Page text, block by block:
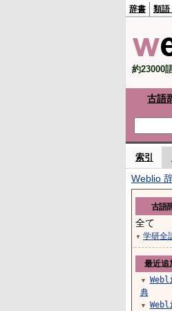
辞書 類語
約23000
古語
索引
Weblio
古語
全て
▼ 学研全
最近追
▼
典
▼